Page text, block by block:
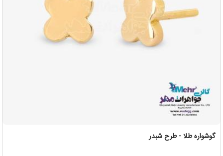
گوشواره طلا - طرح شبدر